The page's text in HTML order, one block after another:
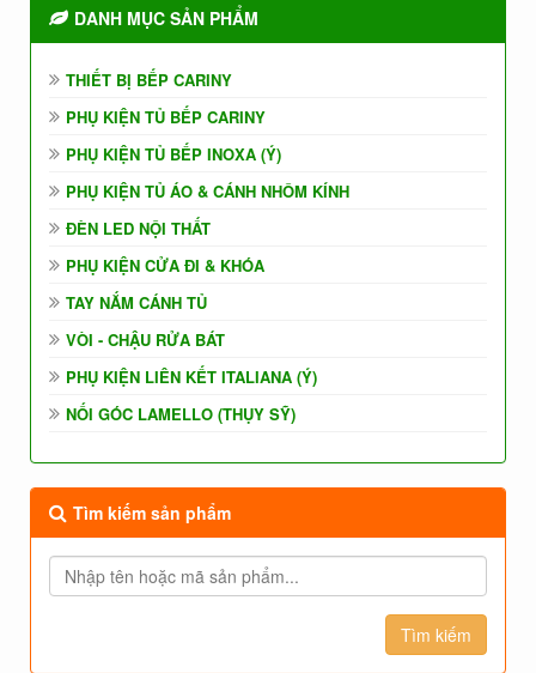
DANH MỤC SẢN PHẨM
THIẾT BỊ BẾP CARINY
PHỤ KIỆN TỦ BẾP CARINY
PHỤ KIỆN TỦ BẾP INOXA (Ý)
PHỤ KIỆN TỦ ÁO & CÁNH NHÔM KÍNH
ĐÈN LED NỘI THẤT
PHỤ KIỆN CỬA ĐI & KHÓA
TAY NẮM CÁNH TỦ
VÒI - CHẬU RỬA BÁT
PHỤ KIỆN LIÊN KẾT ITALIANA (Ý)
NỐI GÓC LAMELLO (THỤY SỸ)
Tìm kiếm sản phẩm